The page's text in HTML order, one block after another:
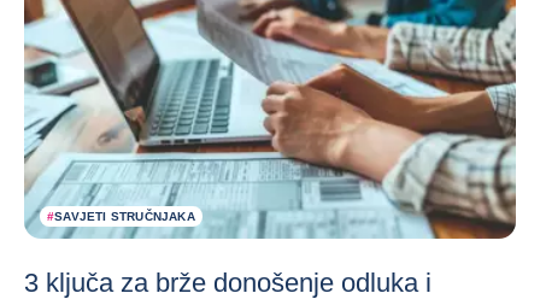
#SAVJETI STRUČNJAKA
3 ključa za brže donošenje odluka i